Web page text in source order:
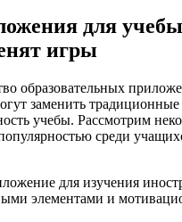
для
игры
образовательных
заменить
учебы. Рассмотрим
среди
для изучения
элементами и